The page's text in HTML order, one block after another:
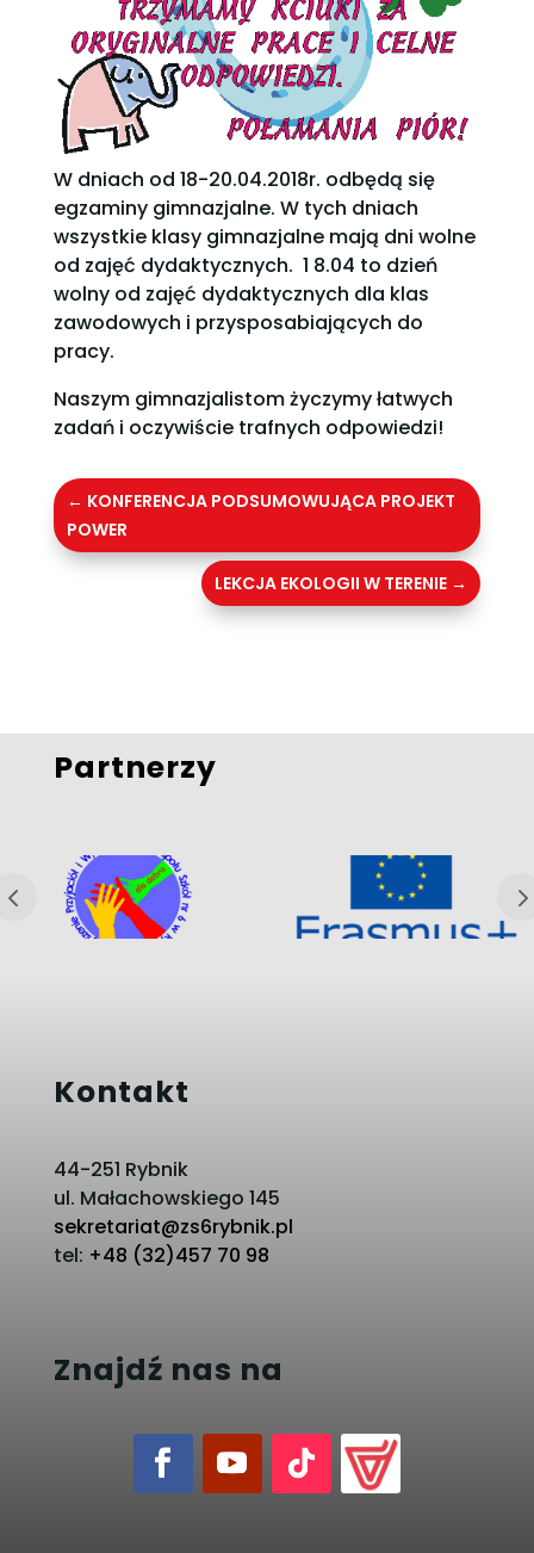
W dniach od 18-20.04.2018r. odbędą się
egzaminy gimnazjalne. W tych dniach
wszystkie klasy gimnazjalne mają dni wolne
od zajęć dydaktycznych. 1 8.04 to dzień
wolny od zajęć dydaktycznych dla klas
zawodowych i przysposabiających do
pracy.
Naszym gimnazjalistom życzymy łatwych
zadań i oczywiście trafnych odpowiedzi!
← KONFERENCJA PODSUMOWUJĄCA PROJEKT
POWER
LEKCJA EKOLOGII W TERENIE →
Partnerzy
Kontakt
44-251 Rybnik
ul. Małachowskiego 145
sekretariat@zs6rybnik.pl
tel: +48 (32)457 70 98
Znajdź nas na